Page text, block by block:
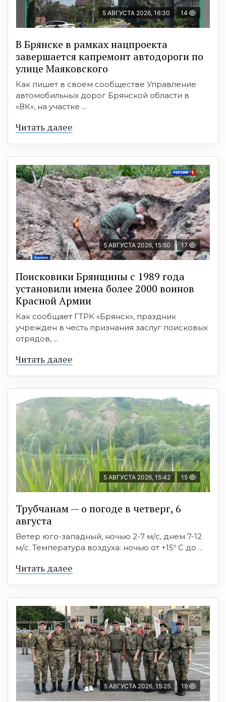
5 АВГУСТА 2026, 16:30 14
В Брянске в рамках нацпроекта
завершается капремонт автодороги по
улице Маяковского
Как пишет в своем сообществе Управление
автомобильных дорог Брянской области в
«ВК», на участке ...
Читать далее
5 АВГУСТА 2026, 15:50 17
Поисковики Брянщины с 1989 года
установили имена более 2000 воинов
Красной Армии
Как сообщает ГТРК «Брянск», праздник
учрежден в честь признания заслуг поисковых
отрядов, ...
Читать далее
5 АВГУСТА 2026, 15:42 15
Трубчанам — о погоде в четверг, 6
августа
Ветер юго-западный, ночью 2-7 м/с, днем 7-12
м/с. Температура воздуха: ночью от +15º C до ...
Читать далее
5 АВГУСТА 2026, 15:25 19